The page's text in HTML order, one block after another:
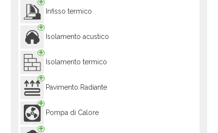
Infisso termico
Isolamento acustico
Isolamento termico
Pavimento Radiante
Pompa di Calore